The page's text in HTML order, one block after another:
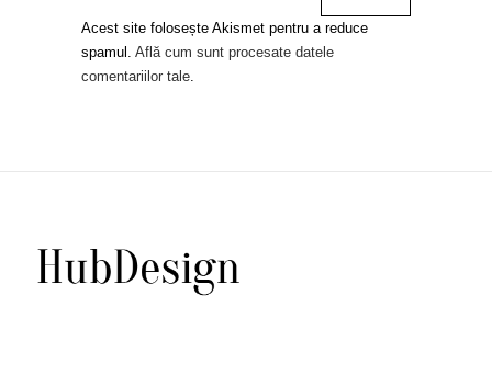
Acest site folosește Akismet pentru a reduce
spamul. Află cum sunt procesate datele
comentariilor tale.